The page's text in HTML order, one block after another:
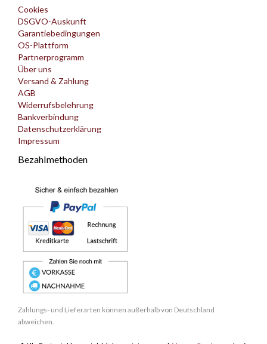
Cookies
DSGVO-Auskunft
Garantiebedingungen
OS-Plattform
Partnerprogramm
Über uns
Versand & Zahlung
AGB
Widerrufsbelehrung
Bankverbindung
Datenschutzerklärung
Impressum
Bezahlmethoden
Zahlungs- und Lieferarten können außerhalb von Deutschland
abweichen.